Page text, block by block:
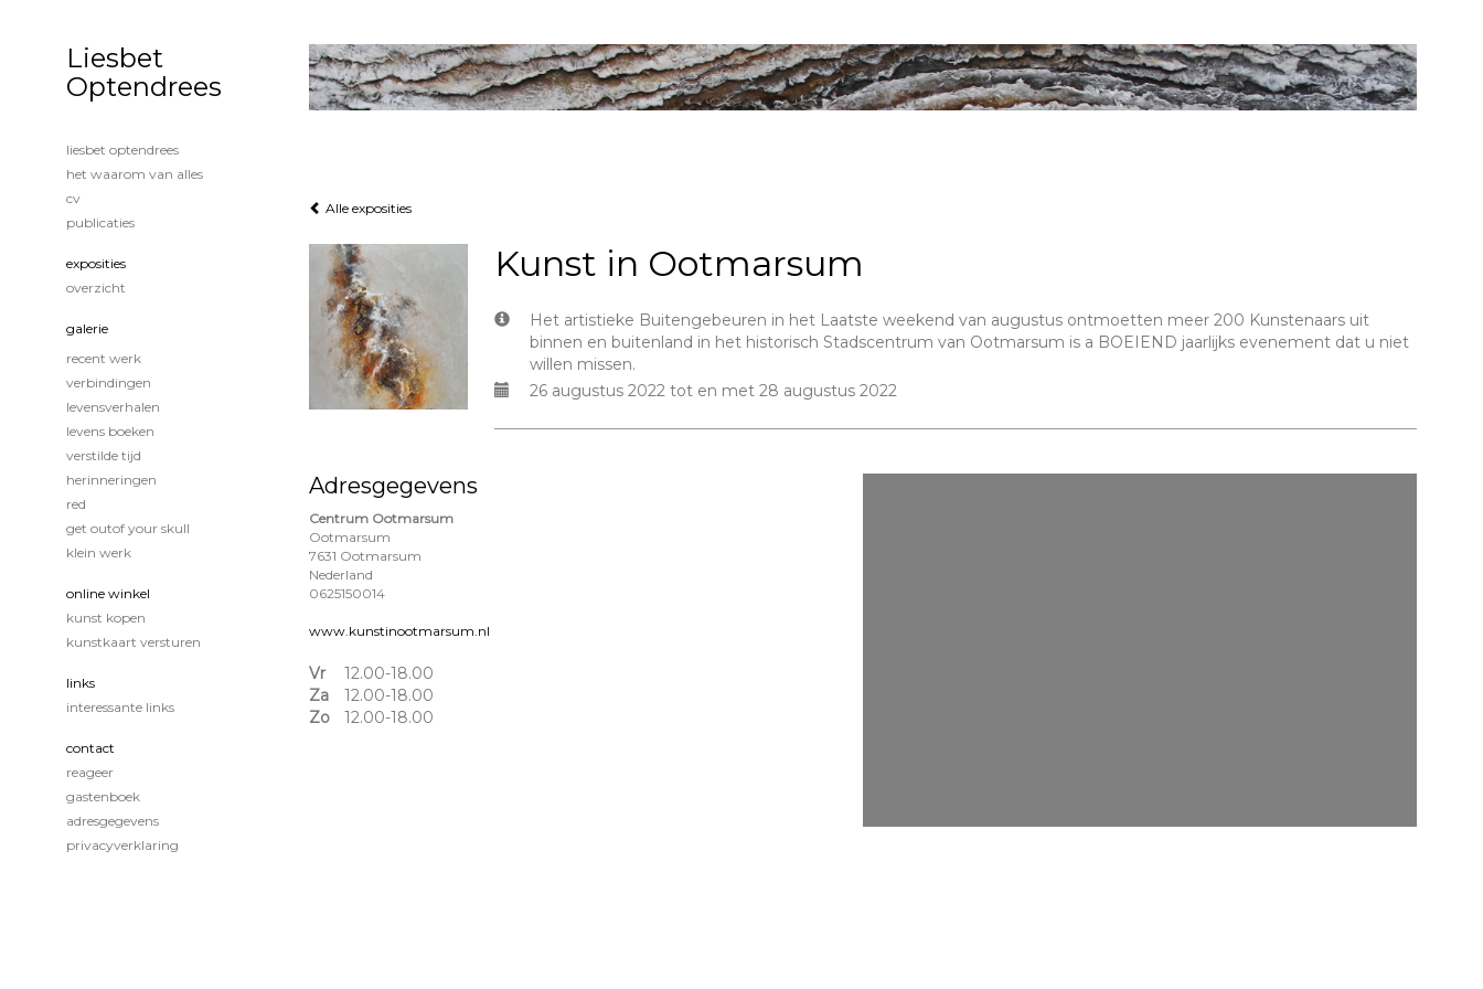
Alle exposities
Kunst in Ootmarsum
Het artistieke Buitengebeuren in het Laatste weekend van augustus ontmoetten meer 200 Kunstenaars uit
binnen en buitenland in het historisch Stadscentrum van Ootmarsum is a BOEIEND jaarlijks evenement dat u niet
willen missen.
26 augustus 2022 tot en met 28 augustus 2022
Adresgegevens
Centrum Ootmarsum
Ootmarsum
7631 Ootmarsum
Nederland
0625150014
www.kunstinootmarsum.nl
Vr
12.00-18.00
Za
12.00-18.00
Zo
12.00-18.00
Liesbet
Optendrees
liesbet optendrees
het waarom van alles
cv
publicaties
exposities
overzicht
galerie
recent werk
verbindingen
levensverhalen
levens boeken
verstilde tijd
herinneringen
red
get outof your skull
klein werk
online winkel
kunst kopen
kunstkaart versturen
links
interessante links
contact
reageer
gastenboek
adresgegevens
privacyverklaring